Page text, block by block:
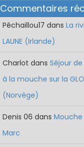
Commentaires
Pêchaillou17 dansLa
LAUNE (Irlande)
Charlot dansSéjour
à la mouche sur la
(Norvège)
Denis 06 dansMouche
Marc